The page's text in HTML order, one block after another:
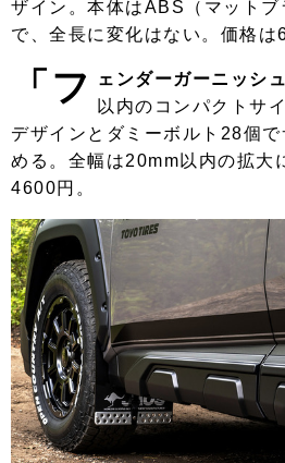
ザイン。本体はABS（マットブ
で、全長に変化はない。価格は
「フ ェンダーガーニッシ
以内のコンパクトサ
デザインとダミーボルト28個
める。全幅は20mm以内の拡大
4600円。